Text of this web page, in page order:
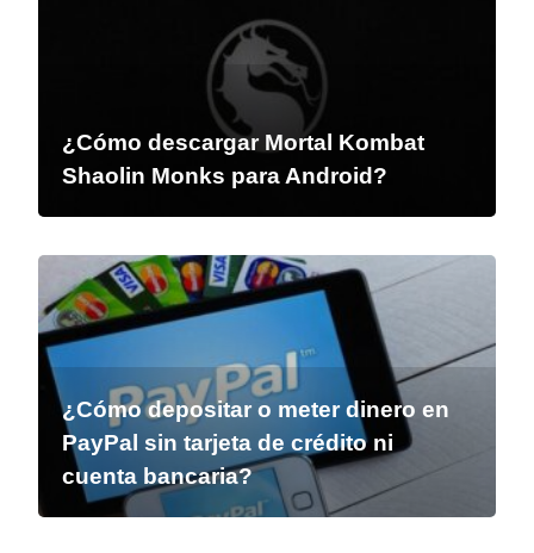
¿Cómo descargar Mortal Kombat
Shaolin Monks para Android?
¿Cómo depositar o meter dinero en
PayPal sin tarjeta de crédito ni
cuenta bancaria?